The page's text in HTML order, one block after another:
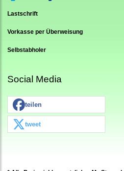
Lastschrift
Vorkasse per Überweisung
Selbstabholer
Social Media
teilen
tweet